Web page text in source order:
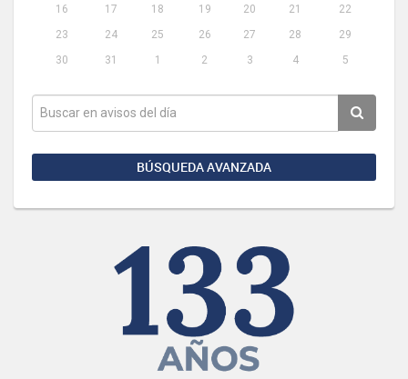
16
17 18 19 20 21
22
23
24 25 26 27 28
29
30
31 1 2 3 4 5
BÚSQUEDA AVANZADA